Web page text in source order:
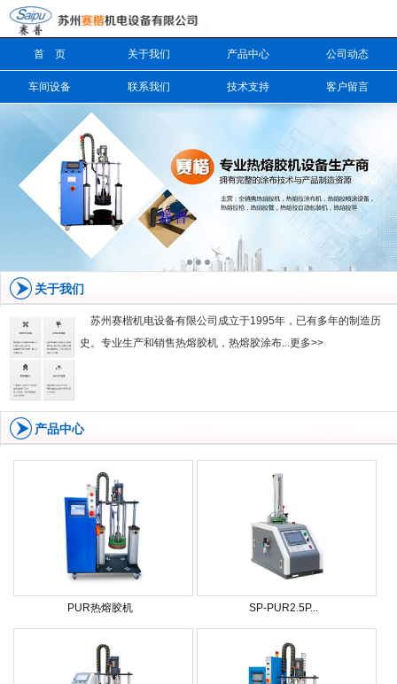
首 页 关于我们 产品中心 公司动态
车间设备 联系我们 技术支持 客户留言
关于我们
苏州赛楷机电设备有限公司成立于1995年，已有多年的制造历
史。专业生产和销售热熔胶机，热熔胶涂布...更多>>
产品中心
PUR热熔胶机 SP-PUR2.5P...
信息搜索
搜索